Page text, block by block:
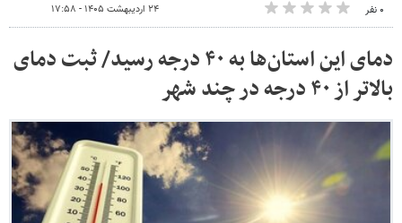
۰ نفر ۲۴ اردیبهشت ۱۴۰۵ - ۱۷:۵۸
دمای این استان‌ها به ۴۰ درجه رسید/ ثبت دمای
بالاتر از ۴۰ درجه در چند شهر